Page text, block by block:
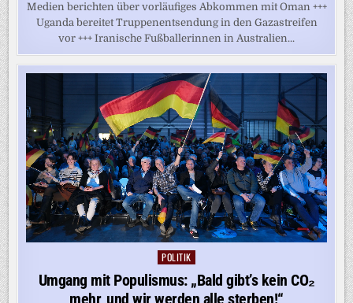
Medien berichten über vorläufiges Abkommen mit Oman +++
Uganda bereitet Truppenentsendung in den Gazastreifen
vor +++ Iranische Fußballerinnen in Australien...
Posted
POLITIK
Umgang mit Populismus: „Bald gibt’s kein CO₂
mehr, und wir werden alle sterben!“